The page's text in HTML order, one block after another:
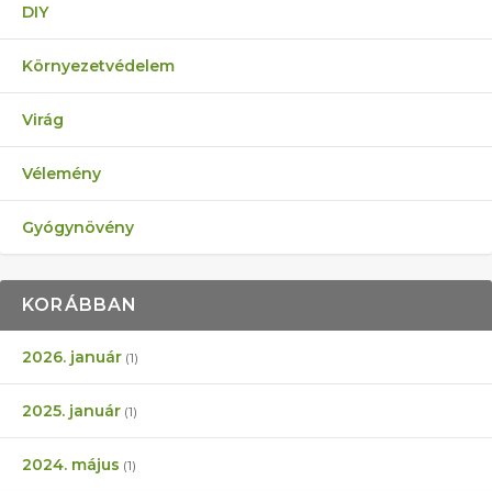
DIY
Környezetvédelem
Virág
Vélemény
Gyógynövény
KORÁBBAN
2026. január (1)
2025. január (1)
2024. május (1)